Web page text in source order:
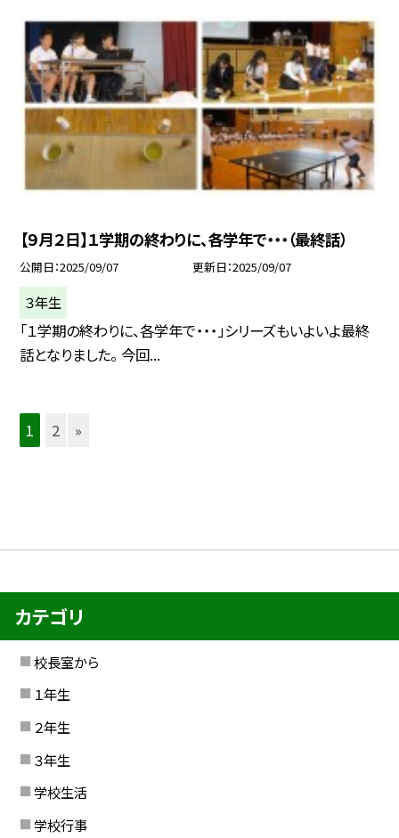
【９月２日】１学期の終わりに、各学年で・・・（最終話）
公開日 2025/09/07 更新日 2025/09/07
３年生
「１学期の終わりに、各学年で・・・」シリーズもいよいよ最終
話となりました。 今回...
1 2 »
カテゴリ
校長室から
１年生
２年生
３年生
学校生活
学校行事